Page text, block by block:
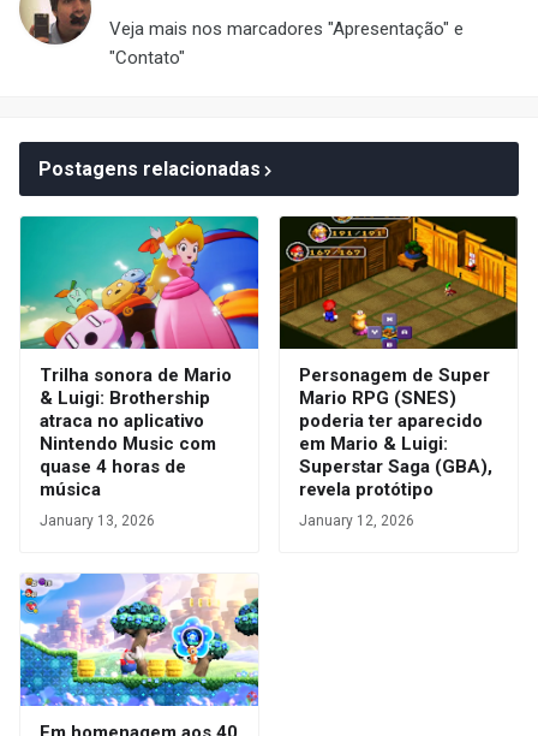
Veja mais nos marcadores "Apresentação" e
"Contato"
Postagens relacionadas
Trilha sonora de Mario
& Luigi: Brothership
atraca no aplicativo
Nintendo Music com
quase 4 horas de
música
January 13, 2026
Personagem de Super
Mario RPG (SNES)
poderia ter aparecido
em Mario & Luigi:
Superstar Saga (GBA),
revela protótipo
January 12, 2026